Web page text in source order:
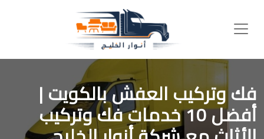
فك وتركيب العفش بالكويت |
أفضل 10 خدمات فك وتركيب